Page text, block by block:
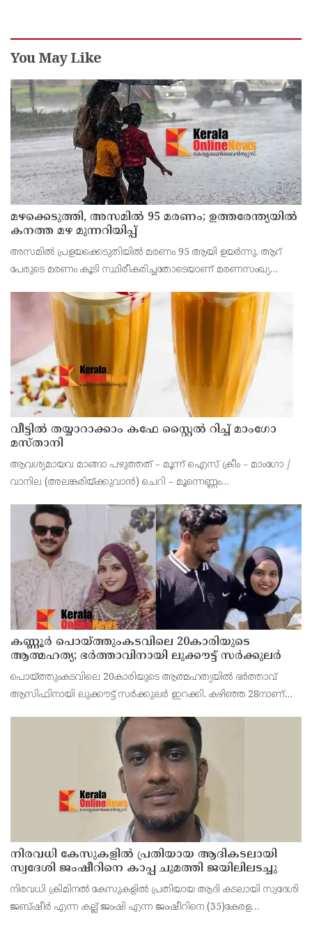
You May Like
മഴക്കെടുത്തി, അസമിൽ 95 മരണം; ഉത്തരേന്ത്യയില്‍
കനത്ത മഴ മുന്നറിയിപ്പ്
അസമില്‍ പ്രളയക്കെടുതിയില്‍ മരണം 95 ആയി ഉയര്‍ന്നു. ആറ്
പേരുടെ മരണം കൂടി സ്ഥിരീകരിച്ചതോടെയാണ് മരണസംഖ്യ
മഴക്കെടുതി ബാധിച്ചത്.
വീട്ടിൽ തയ്യാറാക്കാം കഫേ സ്റ്റൈൽ റിച്ച് മാംഗോ
മസ്താനി
ആവശ്യമായവ മാങ്ങാ പഴുത്തത് – മൂന്ന് ഐസ് ക്രീം – മാംഗോ /
വാനില (അലങ്കരിയ്ക്കുവാന്‍) ചെറി – മൂന്നെണ്ണം
കണ്ണൂർ പൊയ്ത്തുംകടവിലെ 20കാരിയുടെ
ആത്മഹത്യ; ഭർത്താവിനായി ലുക്കൗട്ട് സർക്കുലർ
പൊയ്ത്തുംകടവിലെ 20കാരിയുടെ ആത്മഹത്യയിൽ ഭർത്താവ്
ആസിഫിനായി ലുക്കൗട്ട് സർക്കുലർ ഇറക്കി. കഴിഞ്ഞ 28നാണ്
കടന്നതായാണ് സംശയം.
നിരവധി കേസുകളിൽ പ്രതിയായ ആദികടലായി
സ്വദേശി ജംഷീറിനെ കാപ്പ ചുമത്തി ജയിലിലടച്ചു
നിരവധി ക്രിമിനൽ കേസുകളിൽ പ്രതിയായ ആദി കടലായി സ്വദേശി
ജബ്ഷീർ എന്ന കല്ല് ജംഷി എന്ന ജംഷീറിനെ (35)കേരള